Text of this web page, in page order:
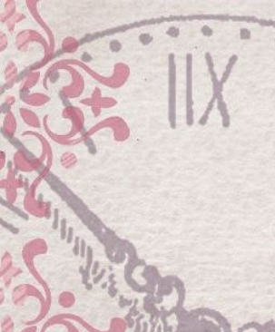
Παράκαμψη προς το κυρίως περιεχόμενο